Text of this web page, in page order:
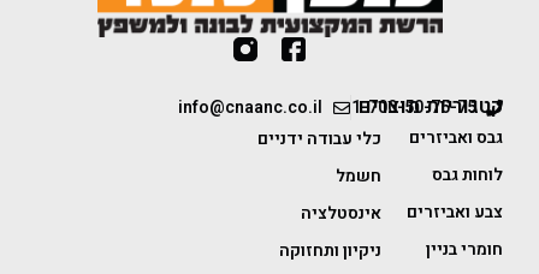
1-700-50-75-75
info@cnaanc.co.il קטגוריות מוצרים
גבס ואביזרים
לוחות גבס
צבע ואביזרים
חומרי בניין
כלי עבודה ידניים
חשמל
אינסטלציה
ניקיון ותחזוקה